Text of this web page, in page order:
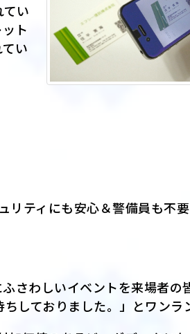
い
ト
い
ティにも安心＆警備員も不
さわしいイベントを来場者
ておりました。」とワンラ